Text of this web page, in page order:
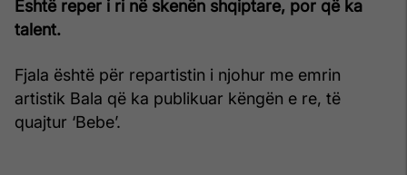
Është reper i ri në skenën shqiptare, por që ka
talent.
Fjala është për repartistin i njohur me emrin
artistik Bala që ka publikuar këngën e re, të
quajtur ‘Bebe’.